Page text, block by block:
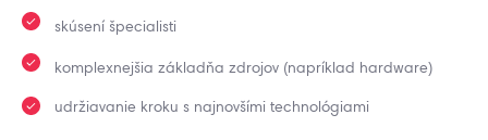
skúsení špecialisti
komplexnejšia základňa zdrojov (napríklad hardware)
udržiavanie kroku s najnovšími technológiami